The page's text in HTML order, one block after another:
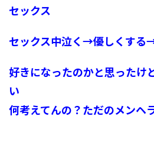
セックス
セックス中泣く→優しくする
好きになったのかと思ったけ
い
何考えてんの？ただのメンヘ